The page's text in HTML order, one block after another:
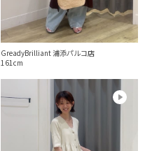
GreadyBrilliant 浦添パルコ店
161